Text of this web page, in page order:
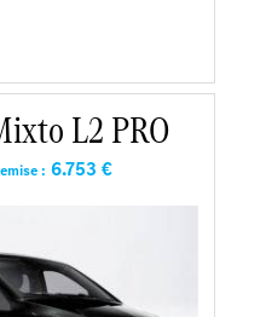
L2 PRO
: 6.753 €